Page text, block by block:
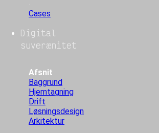
Cases
Digital
suverænitet
Afsnit
Baggrund
Hjemtagning
Drift
Løsningsdesign
Arkitektur